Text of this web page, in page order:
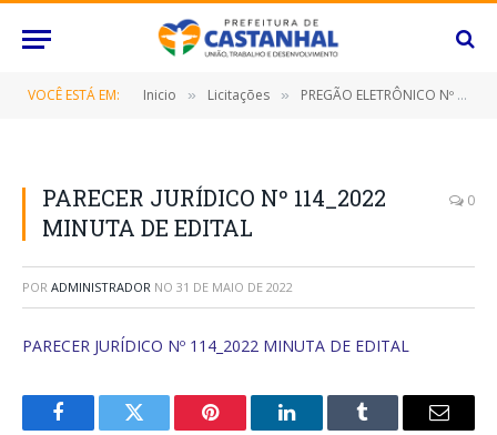
VOCÊ ESTÁ EM: Inicio » Licitações » PREGÃO ELETRÔNICO Nº 033/2022-SRP (CONTRATAÇÃO DE EMPRESA ESPECIALIZADA PARA PRESTAÇÃO DE SERVIÇO DE COLOCAÇÃO E INSTALAÇÃO DE POSTES TIPO “DRONE” E “GLOBO”, COM FORNECIMENTO DE LUMINÁRIAS PÚBLICAS EM LED)
PARECER JURÍDICO Nº 114_2022
MINUTA DE EDITAL
0
POR ADMINISTRADOR NO 31 DE MAIO DE 2022
PARECER JURÍDICO Nº 114_2022 MINUTA DE EDITAL
FacebookTwitter Pinterest O
Tumblr
E-